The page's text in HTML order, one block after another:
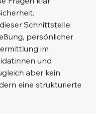
Schnittstelle:
persönlicher
im
und
aber kein
eine strukturierte